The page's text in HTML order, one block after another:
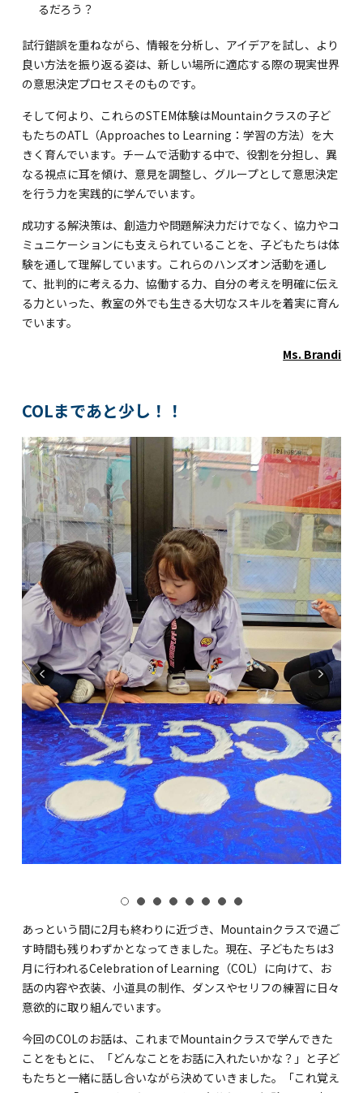
るだろう？
試行錯誤を重ねながら、情報を分析し、アイデアを試し、より
良い方法を振り返る姿は、新しい場所に適応する際の現実世界
の意思決定プロセスそのものです。
そして何より、これらのSTEM体験はMountainクラスの子ど
もたちのATL（Approaches to Learning：学習の方法）を大
きく育んでいます。チームで活動する中で、役割を分担し、異
なる視点に耳を傾け、意見を調整し、グループとして意思決定
を行う力を実践的に学んでいます。
成功する解決策は、創造力や問題解決力だけでなく、協力やコ
ミュニケーションにも支えられていることを、子どもたちは体
験を通して理解しています。これらのハンズオン活動を通し
て、批判的に考える力、協働する力、自分の考えを明確に伝え
る力といった、教室の外でも生きる大切なスキルを着実に育ん
でいます。
Ms. Brandi
COLまであと少し！！
あっという間に2月も終わりに近づき、Mountainクラスで過ご
す時間も残りわずかとなってきました。現在、子どもたちは3
月に行われるCelebration of Learning（COL）に向けて、お
話の内容や衣装、小道具の制作、ダンスやセリフの練習に日々
意欲的に取り組んでいます。
今回のCOLのお話は、これまでMountainクラスで学んできた
ことをもとに、「どんなことをお話に入れたいかな？」と子ど
もたちと一緒に話し合いながら決めていきました。「これ覚え